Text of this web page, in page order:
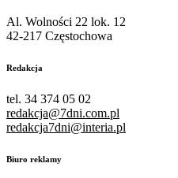
Al. Wolności 22 lok. 12
42-217 Częstochowa
Redakcja
tel. 34 374 05 02
redakcja@7dni.com.pl
redakcja7dni@interia.pl
Biuro reklamy